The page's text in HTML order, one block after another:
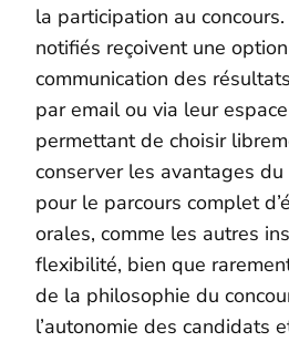
la participation au
notifiés reçoivent une
communication des
par email ou via leur
permettant de choisir
conserver les avantages
pour le parcours complet
orales, comme les autres
flexibilité, bien que
de la philosophie du
l’autonomie des candidats